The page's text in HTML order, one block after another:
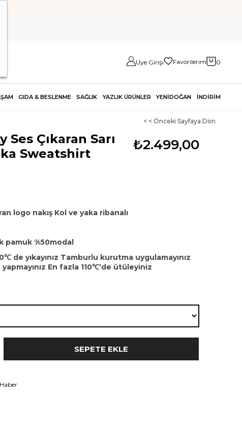
Üye Girişi Favorilerim 0
GIDA & BESLENME SAĞLIK YAZLIK ÜRÜNLER YENİDOĞAN İNDİRİM
< < Önceki Sayfaya Dön
₺2.499,00
Çıkaran Sarı
Sweatshirt
logo nakış Kol ve yaka ribanalı
pamuk %50modal
de yıkayınız Tamburlu kurutma uygulamayınız
En fazla 110℃’de ütüleyiniz